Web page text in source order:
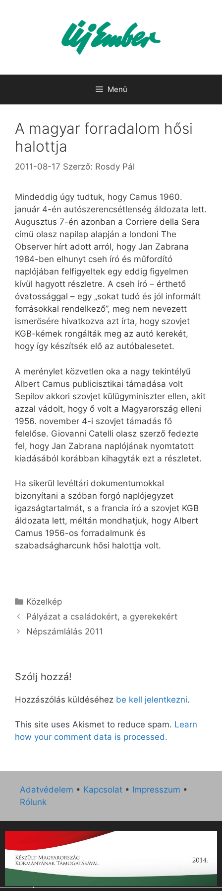
Menü
A magyar forradalom hősi
halottja
2011-08-17 Szerző: Rosdy Pál
Mindeddig úgy tudtuk, hogy Camus 1960.
január 4-én autószerencsétlenség áldozata lett.
Augusztus 7-én azonban a Corriere della Sera
című olasz napilap alapján a londoni The
Observer hírt adott arról, hogy Jan Zabrana
1984-ben elhunyt cseh író és műfordító
naplójában felfigyeltek egy eddig figyelmen
kívül hagyott részletre. A cseh író – érthető
óvatossággal – egy „sokat tudó és jól informált
forrásokkal rendelkező”, meg nem nevezett
ismerősére hivatkozva azt írta, hogy szovjet
KGB-kémek rongálták meg az autó kerekét,
hogy így készítsék elő az autóbalesetet.
A merénylet közvetlen oka a nagy tekintélyű
Albert Camus publicisztikai támadása volt
Sepilov akkori szovjet külügyminiszter ellen, akit
azzal vádolt, hogy ő volt a Magyarország elleni
1956. november 4-i szovjet támadás fő
felelőse. Giovanni Catelli olasz szerző fedezte
fel, hogy Jan Zabrana naplójának nyomtatott
kiadásából korábban kihagyták ezt a részletet.
Ha sikerül levéltári dokumentumokkal
bizonyítani a szóban forgó naplójegyzet
igazságtartalmát, s a francia író a szovjet KGB
áldozata lett, méltán mondhatjuk, hogy Albert
Camus 1956-os forradalmunk és
szabadságharcunk hősi halottja volt.
Kategória
Közelkép
Pályázat a családokért, a gyerekekért
Népszámlálás 2011
Szólj hozzá!
Hozzászólás küldéséhez be kell jelentkezni.
This site uses Akismet to reduce spam. Learn
how your comment data is processed.
Adatvédelem • Kapcsolat • Impresszum •
Rólunk